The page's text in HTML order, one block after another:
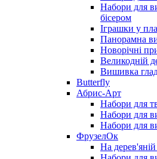
Набори для
бісером
Іграшки у
Панорамна
Новорічні
Великодній
Вишивка
Butterfly
Абрис-Арт
Набори для
Набори для
Набори для
ФрузелОк
На дерев'яній